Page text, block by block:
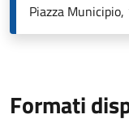
Piazza
Formati